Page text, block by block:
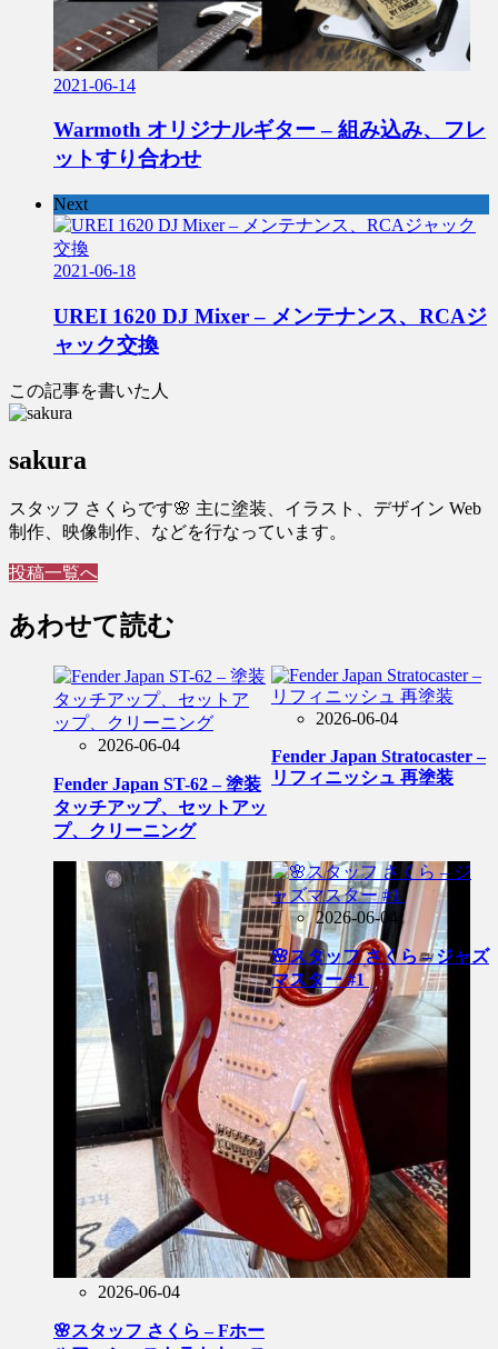
2021-06-14
Warmoth オリジナルギター – 組み込み、フレ
ットすり合わせ
Next
2021-06-18
UREI 1620 DJ Mixer – メンテナンス、RCAジ
ャック交換
この記事を書いた人
sakura
スタッフ さくらです🌸 主に塗装、イラスト、デザイン Web
制作、映像制作、などを行なっています。
投稿一覧へ
あわせて読む
2026-06-04
Fender Japan ST-62 – 塗装
タッチアップ、セットアッ
プ、クリーニング
2026-06-04
Fender Japan Stratocaster –
リフィニッシュ 再塗装
2026-06-04
🌸スタッフ さくら – Fホー
2026-06-04
🌸スタッフ さくら – ジャズ
マスター #1